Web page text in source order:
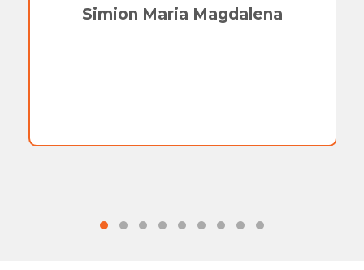
Simion Maria Magdalena